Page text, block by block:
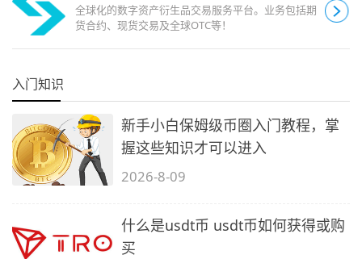
全球化的数字资产衍生品交易服务平台。业务包括期
货合约、现货交易及全球OTC等！
入门知识
新手小白保姆级币圈入门教程，掌
握这些知识才可以进入
2026-8-09
什么是usdt币 usdt币如何获得或购
买